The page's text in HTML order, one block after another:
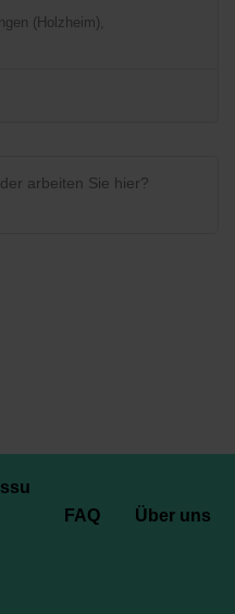
(Holzheim),
arbeiten Sie hier?
FAQ Über uns